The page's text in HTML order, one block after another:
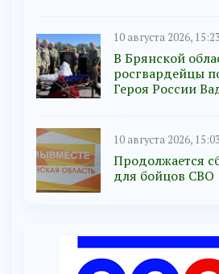
10 августа 2026, 15:23
В Брянской
росгвардейцы
Героя России
10 августа 2026, 15:03
Продолжается
для бойцов СВО